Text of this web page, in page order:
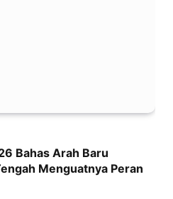
Bahas Arah Baru
Menguatnya Peran